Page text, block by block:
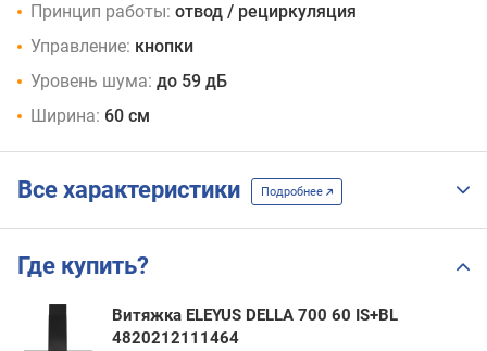
Принцип работы: отвод / рециркуляция
Управление: кнопки
Уровень шума: до 59 дБ
Ширина: 60 см
Все характеристики Подробнее
Где купить?
Витяжка ELEYUS DELLA 700 60 IS+BL
4820212111464